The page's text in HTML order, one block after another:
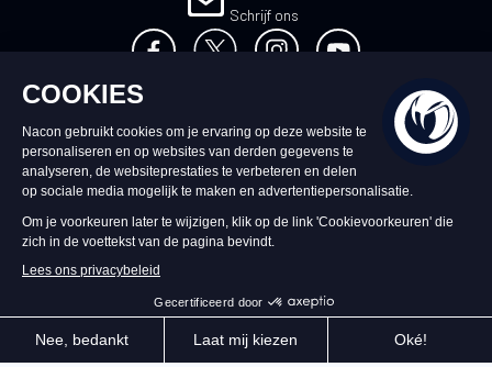
Schrijf ons
NL
©2026 – Nacon | NACON™ is een
geregistreerd handelsmerk. Alle rechten